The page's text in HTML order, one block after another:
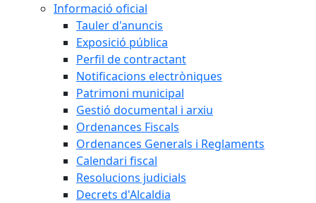
Informació oficial
Tauler d'anuncis
Exposició pública
Perfil de contractant
Notificacions electròniques
Patrimoni municipal
Gestió documental i arxiu
Ordenances Fiscals
Ordenances Generals i Reglaments
Calendari fiscal
Resolucions judicials
Decrets d'Alcaldia